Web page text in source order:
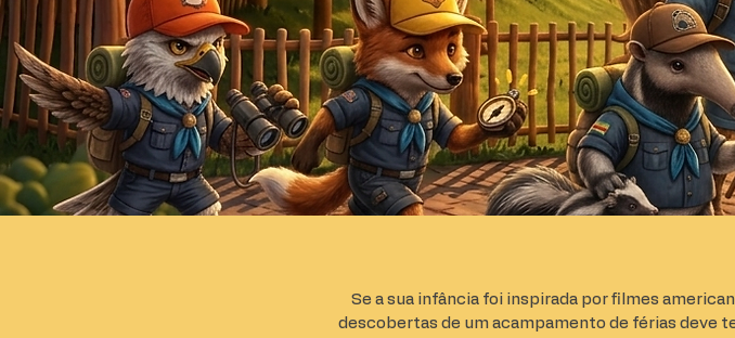
Se a sua infância foi inspirada por filmes
descobertas de um acampamento de férias deve